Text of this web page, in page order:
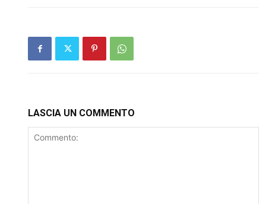
LASCIA UN COMMENTO